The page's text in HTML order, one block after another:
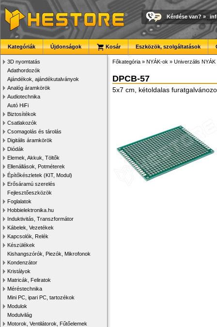
Kérdése van? »
Kategóriák Újdonságok Kosár Eszközök, szolgáltatások
3D nyomtatás
Adathordozók
Ajándékok, ajándékutalványok
Analóg áramkörök
Audiotechnika
Autó HiFi
Biztosítékok
Csatlakozók
Csomagolás és tárolás
Digitális áramkörök
Diódák
Elemek, Akkuk, Töltők
Ellenállások, Potméterek
Építőkészletek (KIT, Modul)
Erősáramú szerelés
Fejlesztőeszközök
Foglalatok
Hobbielektronika.hu
Induktivitás, Transzformátor
Kábelek, Vezetékek
Kapcsolók, Relék
Készülékek
Kishangszórók, Piezók, Mikrofonok
Kondenzátor
Kristályok
Matricák, Feliratok
Méréstechnika
Mini PC, ipari PC, tartozékok
Modulok
Modulvilág
Motorok, Ventilátorok, Fűtőelemek
Főkategória » NYÁK-ok » Univerzális NYÁK
DPCB-57
5x7 cm, kétoldalas